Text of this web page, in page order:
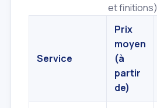
et finitions)
Service
Prix
moyen
(à
partir
de)